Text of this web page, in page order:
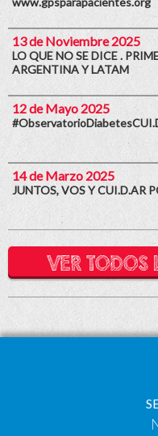
13 de Noviembre 2025
LO QUE NO SE DICE .
ARGENTINA Y LATAM
12 de Mayo 2025
14 de Marzo 2025
JUNTOS, VOS Y CUI.D.AR
VER TODOS